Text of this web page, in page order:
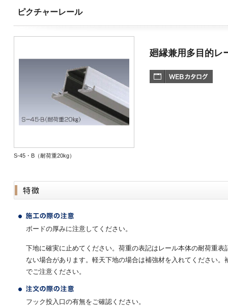
ピクチャーレール
S-45・B（耐荷重20kg）
廻縁兼用多目的レ
ボードの厚みに注意してください。
下地に確実に止めてください。荷重の表記はレール本体の耐荷重
ない場合があります。軽天下地の場合は補強材を入れてください
でご注意ください。
フック投入口の有無をご確認ください。